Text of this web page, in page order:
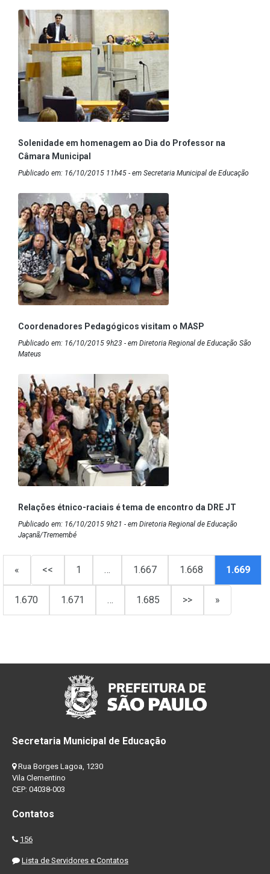
Solenidade em homenagem ao Dia do Professor na
Câmara Municipal
Publicado em: 16/10/2015 11h45 - em Secretaria Municipal de Educação
Coordenadores Pedagógicos visitam o MASP
Publicado em: 16/10/2015 9h23 - em Diretoria Regional de Educação São
Mateus
Relações étnico-raciais é tema de encontro da DRE JT
Publicado em: 16/10/2015 9h21 - em Diretoria Regional de Educação
Jaçanã/Tremembé
« << 1 … 1.667 1.668 1.669
1.670 1.671 … 1.685 >> »
Secretaria Municipal de Educação
Rua Borges Lagoa, 1230
Vila Clementino
CEP: 04038-003
Contatos
156
Lista de Servidores e Contatos